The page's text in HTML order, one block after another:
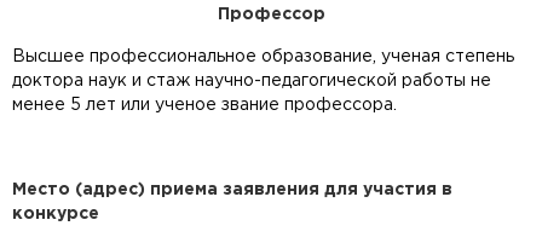
Профессор
Высшее профессиональное образование, ученая степень
доктора наук и стаж научно-педагогической работы не
менее 5 лет или ученое звание профессора.
Место (адрес) приема заявления для участия в
конкурсе